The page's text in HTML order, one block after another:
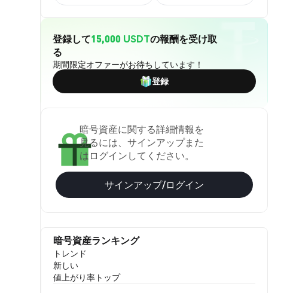
登録して15,000 USDTの報酬を受け取
る
期間限定オファーがお待ちしています！
登録
暗号資産に関する詳細情報を
見るには、サインアップまた
はログインしてください。
サインアップ/ログイン
暗号資産ランキング
トレンド
新しい
値上がり率トップ